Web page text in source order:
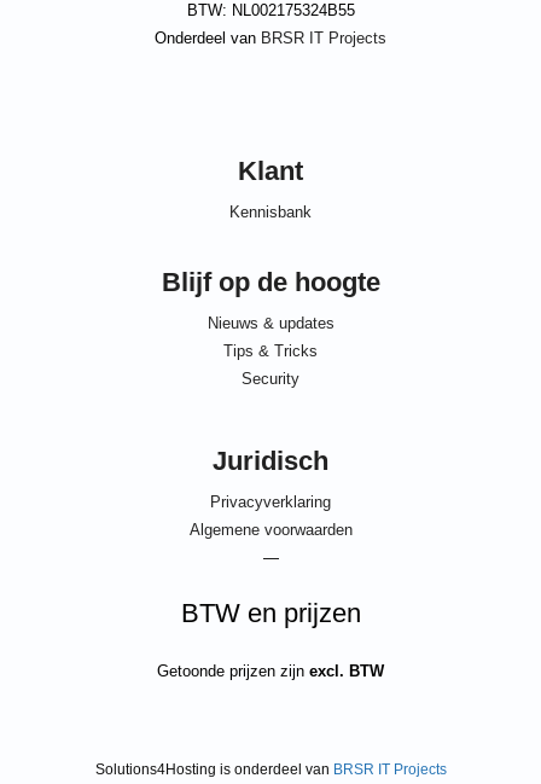
BTW: NL002175324B55
Onderdeel van BRSR IT Projects
Klant
Kennisbank
Blijf op de hoogte
Nieuws & updates
Tips & Tricks
Security
Juridisch
Privacyverklaring
Algemene voorwaarden
—
BTW en prijzen
Getoonde prijzen zijn excl. BTW
Solutions4Hosting is onderdeel van BRSR IT Projects